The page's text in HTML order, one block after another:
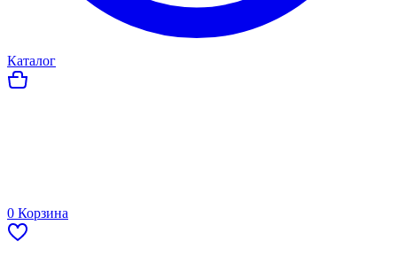
Каталог
0 Корзина